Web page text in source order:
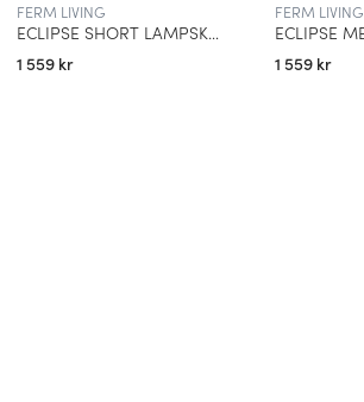
FERM LIVING
ECLIPSE SHORT LAMPSKÄRM SAND
1 559 kr
FERM LIVING
1 559 kr